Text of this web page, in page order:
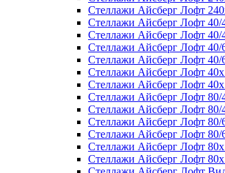
Стеллажи Айсберг Лофт
Стеллажи Айсберг Лофт 40/
Стеллажи Айсберг Лофт 40/
Стеллажи Айсберг Лофт 40/
Стеллажи Айсберг Лофт 40/
Стеллажи Айсберг Лофт
Стеллажи Айсберг Лофт
Стеллажи Айсберг Лофт 80/
Стеллажи Айсберг Лофт 80/
Стеллажи Айсберг Лофт 80/
Стеллажи Айсберг Лофт 80/
Стеллажи Айсберг Лофт
Стеллажи Айсберг Лофт